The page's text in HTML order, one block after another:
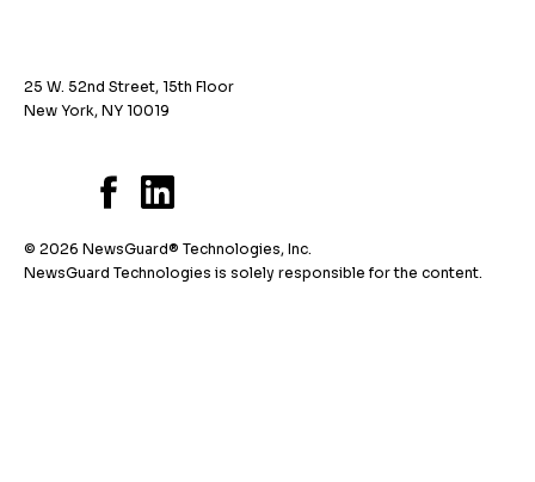
25 W. 52nd Street, 15th Floor
New York, NY 10019
© 2026 NewsGuard® Technologies, Inc.
NewsGuard Technologies is solely responsible for the content.